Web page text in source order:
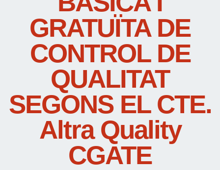
GRATUÏTA DE
CONTROL DE
QUALITAT
SEGONS EL CTE.
Altra Quality
CGATE